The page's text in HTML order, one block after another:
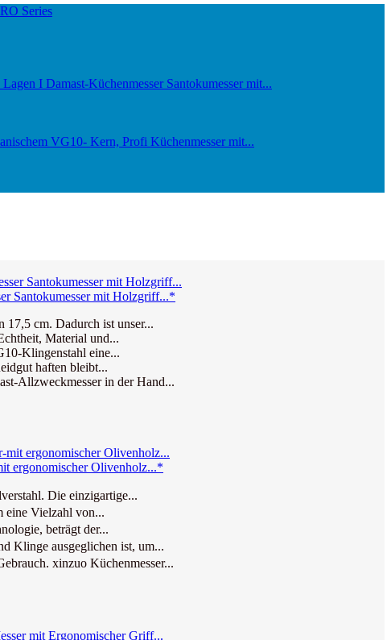
Santokumesser mit Holzgriff...*
17,5 cm. Dadurch ist unser...
Material und...
Klingenstahl eine...
haften bleibt...
Allzweckmesser in der Hand...
ergonomischer Olivenholz...*
Die einzigartige...
eine Vielzahl von...
beträgt der...
Klinge ausgeglichen ist, um...
xinzuo Küchenmesser...